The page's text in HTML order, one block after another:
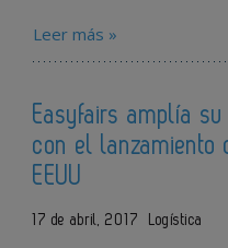
Leer más »
Easyfairs amplía
con el lanzamiento
EEUU
17 de abril, 2017 Logística